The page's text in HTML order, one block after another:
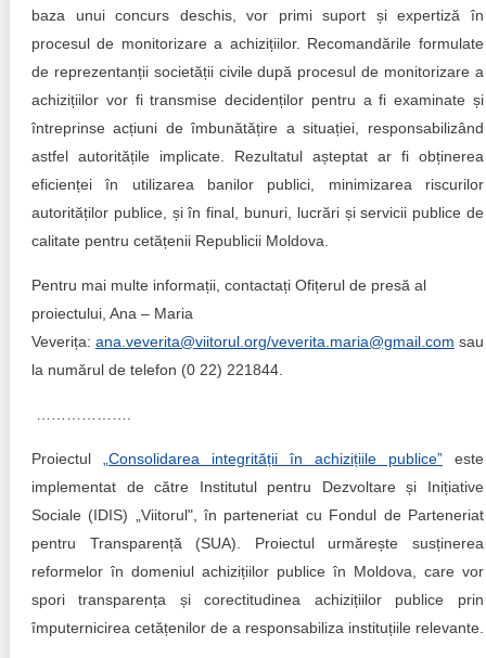
baza unui concurs deschis, vor primi suport și expertiză în
procesul de monitorizare a achizițiilor. Recomandările formulate
de reprezentanții societății civile după procesul de monitorizare a
achizițiilor vor fi transmise decidenților pentru a fi examinate și
întreprinse acțiuni de îmbunătățire a situației, responsabilizând
astfel autoritățile implicate. Rezultatul așteptat ar fi obținerea
eficienței în utilizarea banilor publici, minimizarea riscurilor
autorităților publice, și în final, bunuri, lucrări și servicii publice de
calitate pentru cetățenii Republicii Moldova.
Pentru mai multe informații, contactați Ofițerul de presă al
proiectului, Ana – Maria
Veverița: ana.veverita@viitorul.org/veverita.maria@gmail.com sau
la numărul de telefon (0 22) 221844.
Proiectul „Consolidarea integrității în achizițiile publice”este
implementat de către Institutul pentru Dezvoltare și Inițiative
Sociale (IDIS) „Viitorul", în parteneriat cu Fondul de Parteneriat
pentru Transparență (SUA). Proiectul urmărește susținerea
reformelor în domeniul achizițiilor publice în Moldova, care vor
spori transparența și corectitudinea achizițiilor publice prin
împuternicirea cetățenilor de a responsabiliza instituțiile relevante.